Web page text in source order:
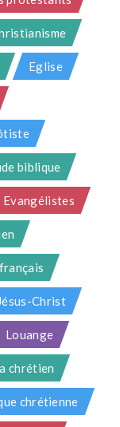
Eglise
biblique
Evangélistes
Christ
Louange
chrétien
chrétienne